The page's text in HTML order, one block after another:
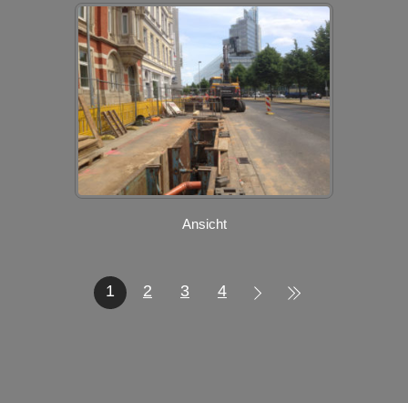
Ansicht
1 2 3 4